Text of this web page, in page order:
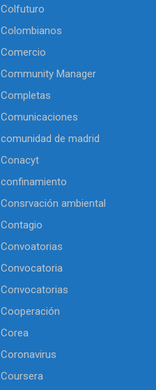
Colfuturo
Colombianos
Comercio
Community Manager
Completas
Comunicaciones
comunidad de madrid
Conacyt
confinamiento
Consrvación ambiental
Contagio
Convoatorias
Convocatoria
Convocatorias
Cooperación
Corea
Coronavirus
Coursera